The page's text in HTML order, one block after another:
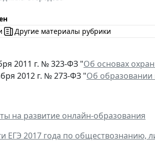
Другие материалы рубрики
2011 г. № 323-ФЗ "Об основах
2012 г. № 273-ФЗ "Об образовании
на развитие онлайн-образования
ЕГЭ 2017 года по обществознанию,